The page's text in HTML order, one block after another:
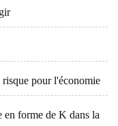
pour l'économie
en forme de K dans la